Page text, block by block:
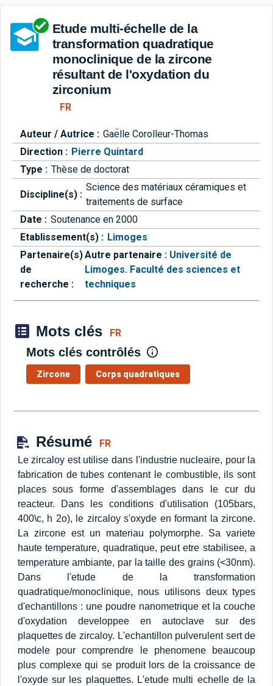
Aller directement à la barre
Etude multi-échelle de la
transformation quadratique
monoclinique de la zircone
résultant de l'oxydation du
zirconium
FR
Auteur / Autrice : Gae͏̈lle Corolleur-Thomas
Direction : Pierre Quintard
Type : Thèse de doctorat
Discipline(s) :
Science des matériaux céramiques et
traitements de surface
Date : Soutenance en 2000
Etablissement(s) : Limoges
Partenaire(s)
de
recherche :
Autre partenaire : Université de
Limoges. Faculté des sciences et
techniques
Mots clés FR
Mots clés contrôlés
Zircone Corps quadratiques
Résumé FR
Le zircaloy est utilise dans l'industrie nucleaire, pour la
fabrication de tubes contenant le combustible, ils sont
places sous forme d'assemblages dans le cur du
reacteur. Dans les conditions d'utilisation (105bars,
400\c, h 2o), le zircaloy s'oxyde en formant la zircone.
La zircone est un materiau polymorphe. Sa variete
haute temperature, quadratique, peut etre stabilisee, a
temperature ambiante, par la taille des grains (<30nm).
Dans l'etude de la transformation
quadratique/monoclinique, nous utilisons deux types
d'echantillons : une poudre nanometrique et la couche
d'oxydation developpee en autoclave sur des
plaquettes de zircaloy. L'echantillon pulverulent sert de
modele pour comprendre le phenomene beaucoup
plus complexe qui se produit lors de la croissance de
l'oxyde sur les plaquettes. L'etude multi echelle de la